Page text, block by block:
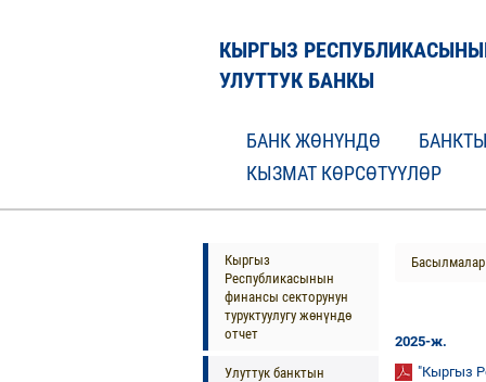
КЫРГЫЗ
УЛУТТУК БАНКЫ
БАНК ЖӨНҮНДӨ
КЫЗМАТ КӨРСӨТҮҮЛӨР
Кыргыз
Республикасынын
финансы секторунун
туруктуулугу жөнүндө
отчет
Улуттук банктын
Басылмалар
2025-ж.
"Кыргыз